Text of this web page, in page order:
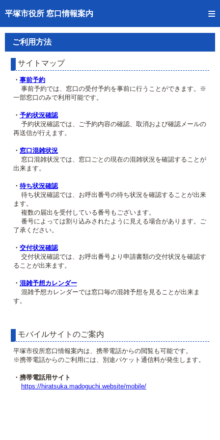
平塚市役所 窓口情報案内
トップページへ
ご利用方法
予約状況確認
窓口混雑状況
待ち状況確認
混雑予想カレンダー
ご利用方法
サイトマップ
・ 事前予約
事前予約では、窓口の受付予約を事前に行うことができます。※
一部窓口のみで利用可能です。
・ 予約状況確認
予約状況確認では、ご予約内容の確認、取消および確認メールの
再送信が行えます。
・ 窓口混雑状況
窓口混雑状況では、窓口ごとの現在の混雑状況を確認することが
出来ます。
・ 待ち状況確認
待ち状況確認では、お呼出番号の待ち状況を確認することが出来
ます。
複数の届出を受付している番号もございます。
番号によっては割り込みされたように見える場合があります。ご
了承ください。
・ 交付状況確認
交付状況確認では、お呼出番号より申請書類の交付状況を確認す
ることが出来ます。
・ 混雑予想カレンダー
混雑予想カレンダーでは窓口毎の混雑予想を見ることが出来ま
す。
モバイルサイトのご案内
平塚市役所窓口情報案内は、携帯電話からの閲覧も可能です。
※携帯電話からのご利用には、別途パケット通信料が発生します。
・携帯電話用サイト
https://hiratsuka.madoguchi.website/mobile/